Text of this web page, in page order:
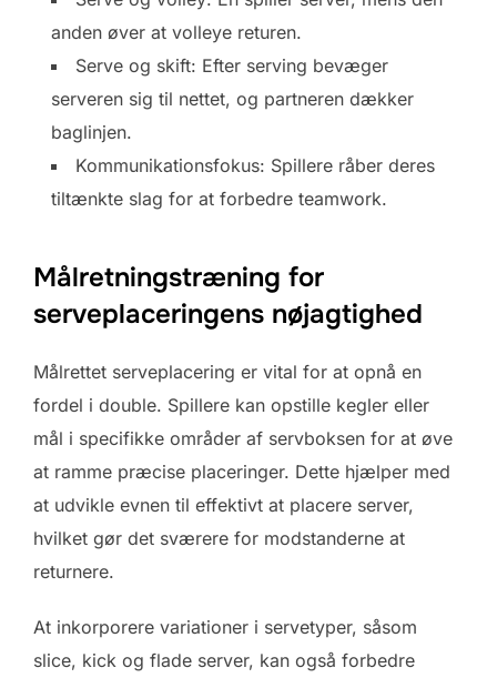
anden øver at volleye returen.
Serve og skift: Efter serving bevæger
serveren sig til nettet, og partneren dækker
baglinjen.
Kommunikationsfokus: Spillere råber deres
tiltænkte slag for at forbedre teamwork.
Målretningstræning for
serveplaceringens nøjagtighed
Målrettet serveplacering er vital for at opnå en
fordel i double. Spillere kan opstille kegler eller
mål i specifikke områder af servboksen for at øve
at ramme præcise placeringer. Dette hjælper med
at udvikle evnen til effektivt at placere server,
hvilket gør det sværere for modstanderne at
returnere.
At inkorporere variationer i servetyper, såsom
slice, kick og flade server, kan også forbedre